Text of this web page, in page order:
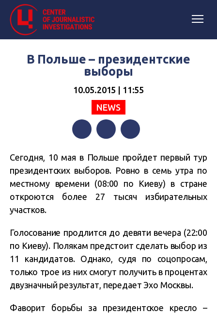
В Польше – президентские
выборы
10.05.2015 | 11:55
NEWS
Сегодня, 10 мая в Польше пройдет первый тур
президентских выборов. Ровно в семь утра по
местному времени (08:00 по Киеву) в стране
откроются более 27 тысяч избирательных
участков.
Голосование продлится до девяти вечера (22:00
по Киеву). Полякам предстоит сделать выбор из
11 кандидатов. Однако, судя по соцопросам,
только трое из них смогут получить в процентах
двузначный результат, передает Эхо Москвы.
Фаворит борьбы за президентское кресло –